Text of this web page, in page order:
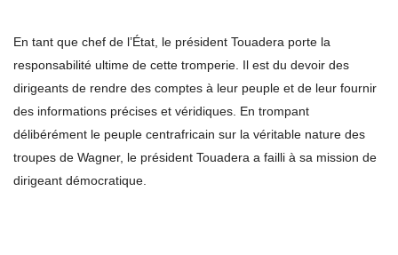
En tant que chef de l’État, le président Touadera porte la
responsabilité ultime de cette tromperie. Il est du devoir des
dirigeants de rendre des comptes à leur peuple et de leur fournir
des informations précises et véridiques. En trompant
délibérément le peuple centrafricain sur la véritable nature des
troupes de Wagner, le président Touadera a failli à sa mission de
dirigeant démocratique.